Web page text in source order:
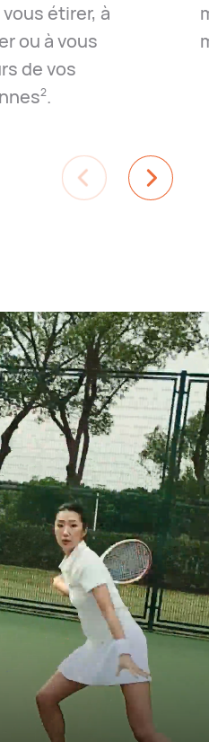
étirer, à
ou à vous
de vos
2.